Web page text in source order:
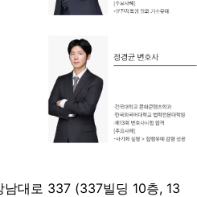
남대로 337 (337빌딩 10층, 13